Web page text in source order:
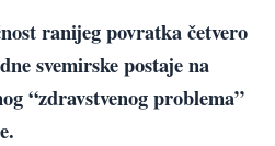
ranijeg povratka četvero
svemirske postaje na
“zdravstvenog problema”